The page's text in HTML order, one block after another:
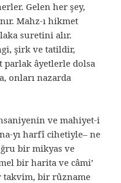
Gelen her şey,
Mahz-ı hikmet
suretini alır.
şirk ve tatildir,
parlak âyetlerle dolsa
onları nazarda
ve mahiyet-i
yı harfî cihetiyle– ne
bir mikyas ve
bir harita ve câmi’
takvim, bir rûzname